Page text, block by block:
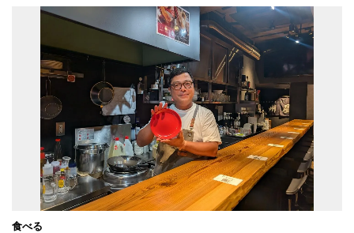
食べる